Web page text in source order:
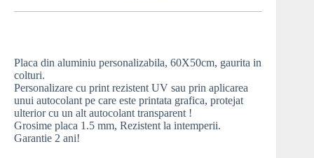
Placa din aluminiu personalizabila, 60X50cm, gaurita in
colturi.
Personalizare cu print rezistent UV sau prin aplicarea
unui autocolant pe care este printata grafica, protejat
ulterior cu un alt autocolant transparent !
Grosime placa 1.5 mm, Rezistent la intemperii.
Garantie 2 ani!